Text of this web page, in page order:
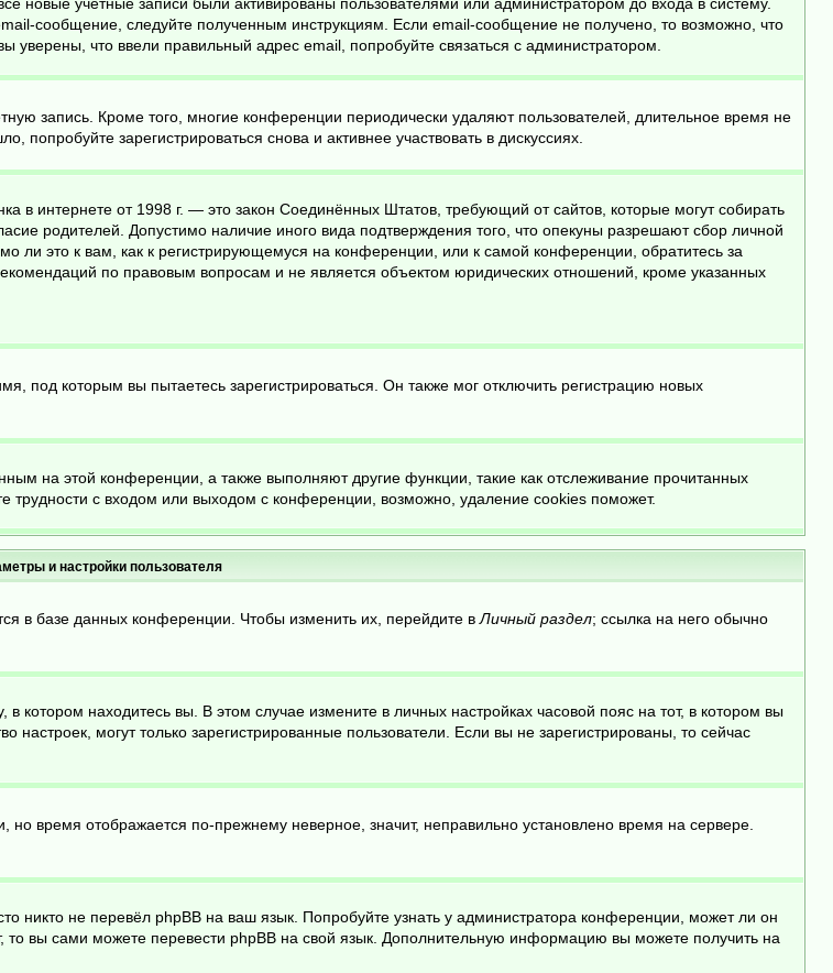
сообщение, следуйте полученным инструкциям. Если email-сообщение не получено, то возможно, что
что ввели правильный адрес email, попробуйте связаться с администратором.
запись. Кроме того, многие конференции периодически удаляют пользователей, длительное время не
зарегистрироваться снова и активнее участвовать в дискуссиях.
в интернете от 1998 г. — это закон Соединённых Штатов, требующий от сайтов, которые могут собирать
родителей. Допустимо наличие иного вида подтверждения того, что опекуны разрешают сбор личной
это к вам, как к регистрирующемуся на конференции, или к самой конференции, обратитесь за
по правовым вопросам и не является объектом юридических отношений, кроме указанных
под которым вы пытаетесь зарегистрироваться. Он также мог отключить регистрацию новых
на этой конференции, а также выполняют другие функции, такие как отслеживание прочитанных
с входом или выходом с конференции, возможно, удаление cookies поможет.
и настройки пользователя
в базе данных конференции. Чтобы изменить их, перейдите в Личный раздел; ссылка на него обычно
котором находитесь вы. В этом случае измените в личных настройках часовой пояс на тот, в котором вы
настроек, могут только зарегистрированные пользователи. Если вы не зарегистрированы, то сейчас
время отображается по-прежнему неверное, значит, неправильно установлено время на сервере.
никто не перевёл phpBB на ваш язык. Попробуйте узнать у администратора конференции, может ли он
то вы сами можете перевести phpBB на свой язык. Дополнительную информацию вы можете получить на